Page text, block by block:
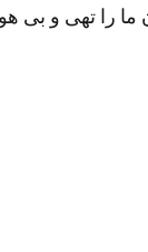
ما را تهی و بی